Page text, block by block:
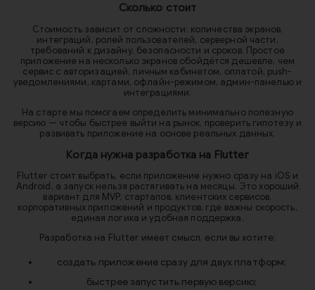
Сколько стоит
Стоимость зависит от сложности: количества экранов,
интеграций, ролей пользователей, серверной части,
требований к дизайну, безопасности и сроков. Простое
приложение на несколько экранов обойдётся дешевле, чем
сервис с авторизацией, личным кабинетом, оплатой, push-
уведомлениями, картами, офлайн-режимом, админ-панелью и
интеграциями.
На старте мы помогаем определить минимально полезную
версию — чтобы быстрее выйти на рынок, проверить гипотезу и
развивать приложение на основе реальных данных.
Когда нужна разработка на Flutter
Flutter стоит выбрать, если приложение нужно сразу на iOS и
Android, а запуск нельзя растягивать на месяцы. Это хороший
вариант для MVP, стартапов, клиентских сервисов,
корпоративных приложений и продуктов, где важны скорость,
единая логика и удобная поддержка.
Разработка на Flutter имеет смысл, если вы хотите:
создать приложение сразу для двух платформ;
быстрее запустить первую версию;